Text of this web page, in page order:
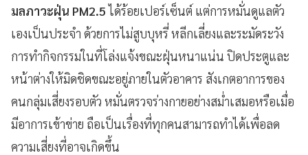
มลภาวะฝุ่น PM2.5ได้ร้อยเปอร์เซ็นต์ แต่การหมั่นดูแลตัว
เองเป็นประจำ ด้วยการไม่สูบบุหรี่ หลีกเลี่ยงและระมัดระวัง
การทำกิจกรรมในที่โล่งแจ้งขณะฝุ่นหนาแน่น ปิดประตูและ
หน้าต่างให้มิดชิดขณะอยู่ภายในตัวอาคาร สังเกตอาการของ
คนกลุ่มเสี่ยงรอบตัว หมั่นตรวจร่างกายอย่างสม่ำเสมอหรือเมื่อ
มีอาการเข้าข่าย ถือเป็นเรื่องที่ทุกคนสามารถทำได้เพื่อลด
ความเสี่ยงที่อาจเกิดขึ้น